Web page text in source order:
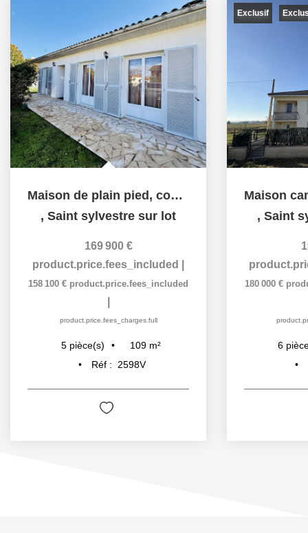
Maison de plain pied, commodités accessibles à pied
, Saint sylvestre sur lot
169 900 €
product.price.fees_included
158 100 € product.price.fees_included
product.price.fees_charges.full
5 pièce(s) 109 m²
Réf :
2598V
Exclusif
, Saint
180 000 €
6